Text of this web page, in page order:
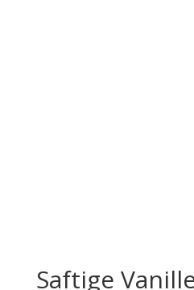
Saftige